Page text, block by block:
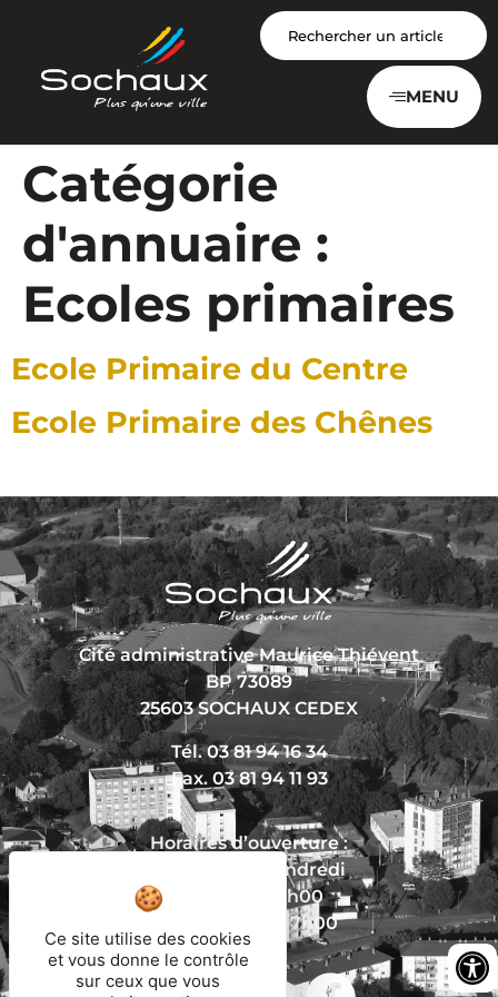
MENU
Catégorie
d'annuaire :
Ecoles primaires
Ecole Primaire du Centre
Ecole Primaire des Chênes
Cité administrative Maurice Thiévent
BP 73089
25603 SOCHAUX CEDEX
Tél. 03 81 94 16 34
Fax. 03 81 94 11 93
Horaires d’ouverture :
Du lundi au vendredi
De 8h30 à 12h00
Et de 13h30 à 17h00
Panneau de gestion des cookies
Ce site utilise des cookies
et vous donne le contrôle
sur ceux que vous